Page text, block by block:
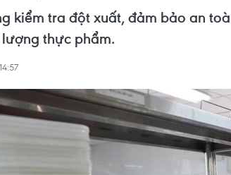
kiểm tra đột xuất, đảm bảo an
thực phẩm.